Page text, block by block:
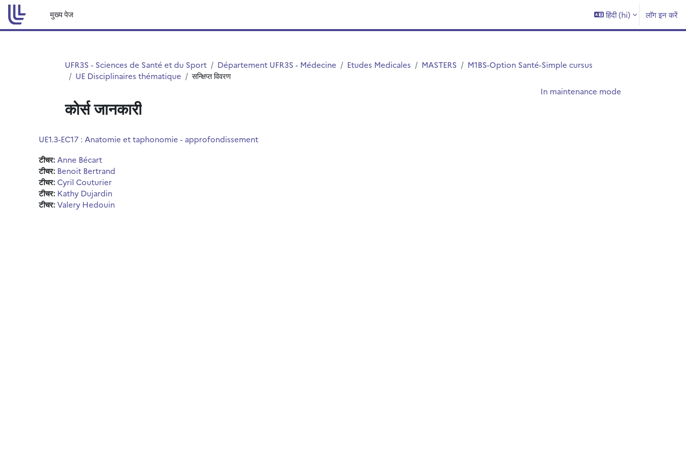
छोड़ कर मुख्य सामग्री पर जाएं
मुख्य पेज
हिंदी ‎(hi)‎ लॉग इन करें
UFR3S - Sciences de Santé et du Sport Département UFR3S - Médecine Etudes Medicales MASTERS
M1BS-Option Santé-Simple cursus
UE Disciplinaires thématique
सन्क्षिप्त विवरण
In maintenance mode
कोर्स जानकारी
UE1.3-EC17 : Anatomie et taphonomie - approfondissement
टीचर: Anne Bécart
टीचर: Benoit Bertrand
टीचर:Cyril Couturier
टीचर: Kathy Dujardin
टीचर:Valery Hedouin